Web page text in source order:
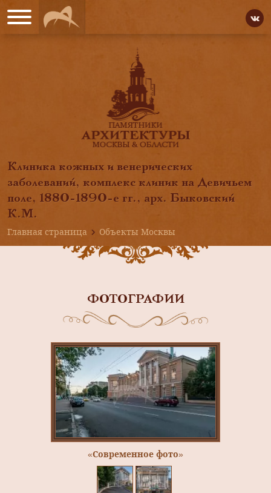
Клиника кожных и венерических
заболеваний, комплекс клиник на Девичьем
поле, 1880-1890-е гг., арх. Быковский
К.М.
Главная страница
Объекты Москвы
ФОТОГРАФИИ
«Современное фото»